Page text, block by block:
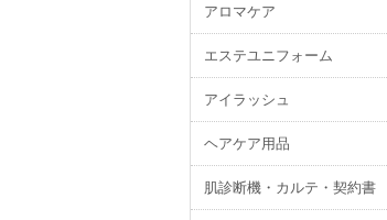
アロマケア
エステユニフォーム
アイラッシュ
ヘアケア用品
肌診断機・カルテ・契約書